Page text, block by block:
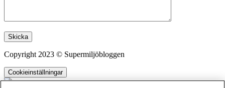
Lämna detta fält tomt.
Copyright 2023 © Supermiljöbloggen
Cookieinställningar